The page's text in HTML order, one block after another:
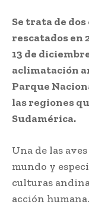
Se trata de
rescatados en
13 de
aclimatación
Parque
las regiones
Sudamérica.
Una de las
mundo y
culturas
acción